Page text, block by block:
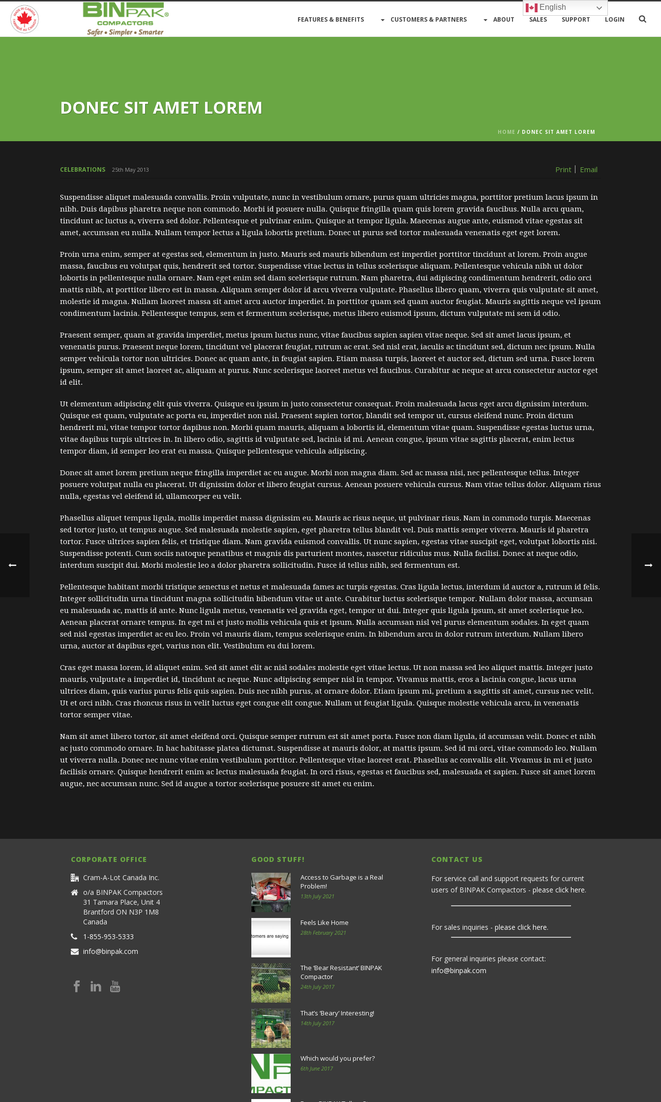
FEATURES & BENEFITS CUSTOMERS & PARTNERS ABOUT SALES SUPPORT LOGIN
DONEC SIT AMET LOREM
HOME / DONEC SIT AMET LOREM
Print Email
CELEBRATIONS 25th May 2013
Suspendisse aliquet malesuada convallis. Proin vulputate, nunc in vestibulum ornare, purus quam ultricies magna, porttitor pretium lacus ipsum in
nibh. Duis dapibus pharetra neque non commodo. Morbi id posuere nulla. Quisque fringilla quam quis lorem gravida faucibus. Nulla arcu quam,
tincidunt ac luctus a, viverra sed dolor. Pellentesque et pulvinar enim. Quisque at tempor ligula. Maecenas augue ante, euismod vitae egestas sit
amet, accumsan eu nulla. Nullam tempor lectus a ligula lobortis pretium. Donec ut purus sed tortor malesuada venenatis eget eget lorem.
Proin urna enim, semper at egestas sed, elementum in justo. Mauris sed mauris bibendum est imperdiet porttitor tincidunt at lorem. Proin augue
massa, faucibus eu volutpat quis, hendrerit sed tortor. Suspendisse vitae lectus in tellus scelerisque aliquam. Pellentesque vehicula nibh ut dolor
lobortis in pellentesque nulla ornare. Nam eget enim sed diam scelerisque rutrum. Nam pharetra, dui adipiscing condimentum hendrerit, odio orci
mattis nibh, at porttitor libero est in massa. Aliquam semper dolor id arcu viverra vulputate. Phasellus libero quam, viverra quis vulputate sit amet,
molestie id magna. Nullam laoreet massa sit amet arcu auctor imperdiet. In porttitor quam sed quam auctor feugiat. Mauris sagittis neque vel ipsum
condimentum lacinia. Pellentesque tempus, sem et fermentum scelerisque, metus libero euismod ipsum, dictum vulputate mi sem id odio.
Praesent semper, quam at gravida imperdiet, metus ipsum luctus nunc, vitae faucibus sapien sapien vitae neque. Sed sit amet lacus ipsum, et
venenatis purus. Praesent neque lorem, tincidunt vel placerat feugiat, rutrum ac erat. Sed nisl erat, iaculis ac tincidunt sed, dictum nec ipsum. Nulla
semper vehicula tortor non ultricies. Donec ac quam ante, in feugiat sapien. Etiam massa turpis, laoreet et auctor sed, dictum sed urna. Fusce lorem
ipsum, semper sit amet laoreet ac, aliquam at purus. Nunc scelerisque laoreet metus vel faucibus. Curabitur ac neque at arcu consectetur auctor eget
id elit.
Ut elementum adipiscing elit quis viverra. Quisque eu ipsum in justo consectetur consequat. Proin malesuada lacus eget arcu dignissim interdum.
Quisque est quam, vulputate ac porta eu, imperdiet non nisl. Praesent sapien tortor, blandit sed tempor ut, cursus eleifend nunc. Proin dictum
hendrerit mi, vitae tempor tortor dapibus non. Morbi quam mauris, aliquam a lobortis id, elementum vitae quam. Suspendisse egestas luctus urna,
vitae dapibus turpis ultrices in. In libero odio, sagittis id vulputate sed, lacinia id mi. Aenean congue, ipsum vitae sagittis placerat, enim lectus
tempor diam, id semper leo erat eu massa. Quisque pellentesque vehicula adipiscing.
Donec sit amet lorem pretium neque fringilla imperdiet ac eu augue. Morbi non magna diam. Sed ac massa nisi, nec pellentesque tellus. Integer
posuere volutpat nulla eu placerat. Ut dignissim dolor et libero feugiat cursus. Aenean posuere vehicula cursus. Nam vitae tellus dolor. Aliquam risus
nulla, egestas vel eleifend id, ullamcorper eu velit.
Phasellus aliquet tempus ligula, mollis imperdiet massa dignissim eu. Mauris ac risus neque, ut pulvinar risus. Nam in commodo turpis. Maecenas
sed tortor justo, ut tempus augue. Sed malesuada molestie sapien, eget pharetra tellus blandit vel. Duis mattis semper viverra. Mauris id pharetra
tortor. Fusce ultrices sapien felis, et tristique diam. Nam gravida euismod convallis. Ut nunc sapien, egestas vitae suscipit eget, volutpat lobortis nisi.
Suspendisse potenti. Cum sociis natoque penatibus et magnis dis parturient montes, nascetur ridiculus mus. Nulla facilisi. Donec at neque odio,
interdum suscipit dui. Morbi molestie leo a dolor pharetra sollicitudin. Fusce id tellus nibh, sed fermentum est.
Pellentesque habitant morbi tristique senectus et netus et malesuada fames ac turpis egestas. Cras ligula lectus, interdum id auctor a, rutrum id felis.
Integer sollicitudin urna tincidunt magna sollicitudin bibendum vitae ut ante. Curabitur luctus scelerisque tempor. Nullam dolor massa, accumsan
eu malesuada ac, mattis id ante. Nunc ligula metus, venenatis vel gravida eget, tempor ut dui. Integer quis ligula ipsum, sit amet scelerisque leo.
Aenean placerat ornare tempus. In eget mi et justo mollis vehicula quis et ipsum. Nulla accumsan nisl vel purus elementum sodales. In eget quam
sed nisl egestas imperdiet ac eu leo. Proin vel mauris diam, tempus scelerisque enim. In bibendum arcu in dolor rutrum interdum. Nullam libero
urna, auctor at dapibus eget, varius non elit. Vestibulum eu dui lorem.
Cras eget massa lorem, id aliquet enim. Sed sit amet elit ac nisl sodales molestie eget vitae lectus. Ut non massa sed leo aliquet mattis. Integer justo
mauris, vulputate a imperdiet id, tincidunt ac neque. Nunc adipiscing semper nisl in tempor. Vivamus mattis, eros a lacinia congue, lacus urna
ultrices diam, quis varius purus felis quis sapien. Duis nec nibh purus, at ornare dolor. Etiam ipsum mi, pretium a sagittis sit amet, cursus nec velit.
Ut et orci nibh. Cras rhoncus risus in velit luctus eget congue elit congue. Nullam ut feugiat ligula. Quisque molestie vehicula arcu, in venenatis
tortor semper vitae.
Nam sit amet libero tortor, sit amet eleifend orci. Quisque semper rutrum est sit amet porta. Fusce non diam ligula, id accumsan velit. Donec et nibh
ac justo commodo ornare. In hac habitasse platea dictumst. Suspendisse at mauris dolor, at mattis ipsum. Sed id mi orci, vitae commodo leo. Nullam
ut viverra nulla. Donec nec nunc vitae enim vestibulum porttitor. Pellentesque vitae laoreet erat. Phasellus ac convallis elit. Vivamus in mi et justo
facilisis ornare. Quisque hendrerit enim ac lectus malesuada feugiat. In orci risus, egestas et faucibus sed, malesuada et sapien. Fusce sit amet lorem
augue, nec accumsan nunc. Sed id augue a tortor scelerisque posuere sit amet eu enim.
CORPORATE OFFICE
Cram-A-Lot Canada Inc.
o/a BINPAK Compactors
31 Tamara Place, Unit 4
Brantford ON N3P 1M8
Canada
1-855-953-5333
info@binpak.com
GOOD STUFF!
Access to Garbage is a Real
Problem!
13th July 2021
Feels Like Home
28th February 2021
The ‘Bear Resistant’ BINPAK
Compactor
24th July 2017
That’s ‘Beary’ Interesting!
14th July 2017
Which would you prefer?
6th June 2017
CONTACT US
For service call and support requests for current
users of BINPAK Compactors -please click here.
For sales inquiries -please click here.
For general inquiries please contact:
info@binpak.com
English